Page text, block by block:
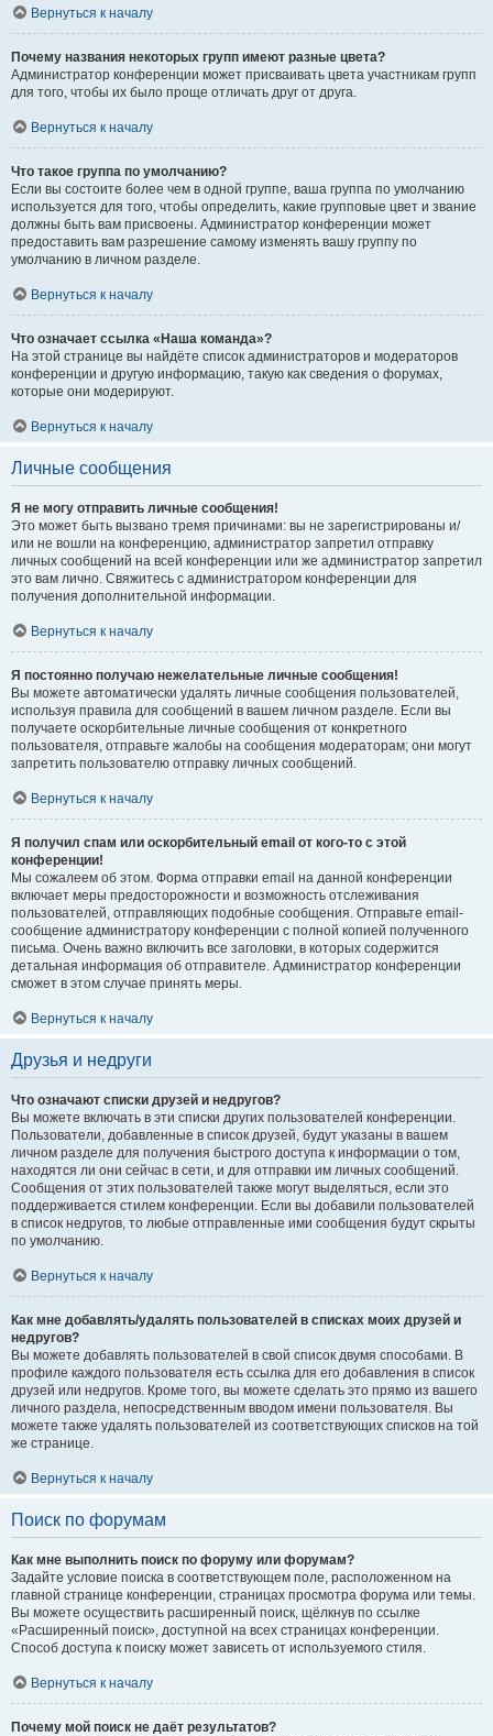
Вернуться к началу
Почему названия некоторых групп имеют разные цвета?
Администратор конференции может присваивать цвета участникам групп
для того, чтобы их было проще отличать друг от друга.
Вернуться к началу
Что такое группа по умолчанию?
Если вы состоите более чем в одной группе, ваша группа по умолчанию
используется для того, чтобы определить, какие групповые цвет и звание
должны быть вам присвоены. Администратор конференции может
предоставить вам разрешение самому изменять вашу группу по
умолчанию в личном разделе.
Вернуться к началу
Что означает ссылка «Наша команда»?
На этой странице вы найдёте список администраторов и модераторов
конференции и другую информацию, такую как сведения о форумах,
которые они модерируют.
Вернуться к началу
Личные сообщения
Я не могу отправить личные сообщения!
Это может быть вызвано тремя причинами: вы не зарегистрированы и/
или не вошли на конференцию, администратор запретил отправку
личных сообщений на всей конференции или же администратор запретил
это вам лично. Свяжитесь с администратором конференции для
получения дополнительной информации.
Вернуться к началу
Я постоянно получаю нежелательные личные сообщения!
Вы можете автоматически удалять личные сообщения пользователей,
используя правила для сообщений в вашем личном разделе. Если вы
получаете оскорбительные личные сообщения от конкретного
пользователя, отправьте жалобы на сообщения модераторам; они могут
запретить пользователю отправку личных сообщений.
Вернуться к началу
Я получил спам или оскорбительный email от кого-то с этой
конференции!
Мы сожалеем об этом. Форма отправки email на данной конференции
включает меры предосторожности и возможность отслеживания
пользователей, отправляющих подобные сообщения. Отправьте email-
сообщение администратору конференции с полной копией полученного
письма. Очень важно включить все заголовки, в которых содержится
детальная информация об отправителе. Администратор конференции
сможет в этом случае принять меры.
Вернуться к началу
Друзья и недруги
Что означают списки друзей и недругов?
Вы можете включать в эти списки других пользователей конференции.
Пользователи, добавленные в список друзей, будут указаны в вашем
личном разделе для получения быстрого доступа к информации о том,
находятся ли они сейчас в сети, и для отправки им личных сообщений.
Сообщения от этих пользователей также могут выделяться, если это
поддерживается стилем конференции. Если вы добавили пользователей
в список недругов, то любые отправленные ими сообщения будут скрыты
по умолчанию.
Вернуться к началу
Как мне добавлять/удалять пользователей в списках моих друзей и
недругов?
Вы можете добавлять пользователей в свой список двумя способами. В
профиле каждого пользователя есть ссылка для его добавления в список
друзей или недругов. Кроме того, вы можете сделать это прямо из вашего
личного раздела, непосредственным вводом имени пользователя. Вы
можете также удалять пользователей из соответствующих списков на той
же странице.
Вернуться к началу
Поиск по форумам
Как мне выполнить поиск по форуму или форумам?
Задайте условие поиска в соответствующем поле, расположенном на
главной странице конференции, страницах просмотра форума или темы.
Вы можете осуществить расширенный поиск, щёлкнув по ссылке
«Расширенный поиск», доступной на всех страницах конференции.
Способ доступа к поиску может зависеть от используемого стиля.
Вернуться к началу
Почему мой поиск не даёт результатов?